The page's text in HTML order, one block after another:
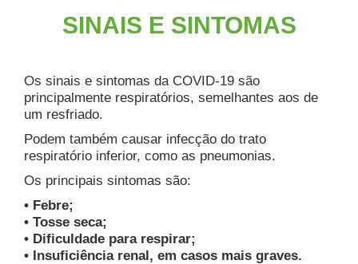
SINAIS E SINTOMAS
Os sinais e sintomas da COVID-19 são
principalmente respiratórios, semelhantes aos de
um resfriado.
Podem também causar infecção do trato
respiratório inferior, como as pneumonias.
Os principais sintomas são:
• Febre;
• Tosse seca;
• Dificuldade para respirar;
• Insuficiência renal, em casos mais graves.